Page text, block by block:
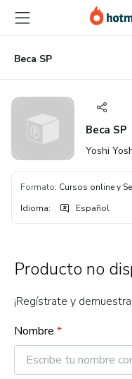
principal
página
de
página
Beca SP
Beca SP
Yoshi
Formato: Cursos online y
Idioma: Español
Producto no
¡Regístrate y
Nombre *